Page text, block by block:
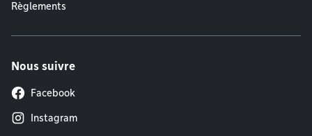
Règlements
Nous suivre
Facebook
Instagram